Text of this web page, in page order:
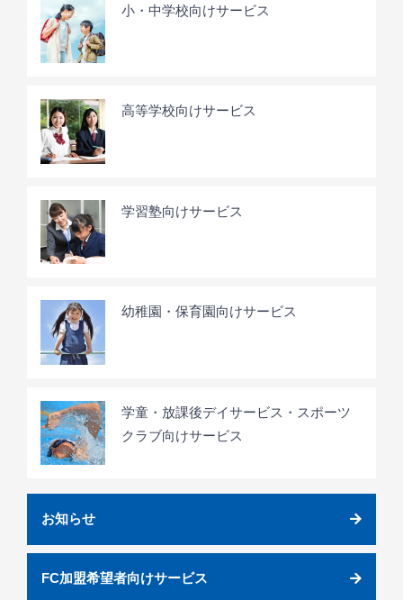
小・中学校向けサービス
高等学校向けサービス
学習塾向けサービス
幼稚園・保育園向けサービス
学童・放課後デイサービス・スポーツ
クラブ向けサービス
お知らせ
FC加盟希望者向けサービス